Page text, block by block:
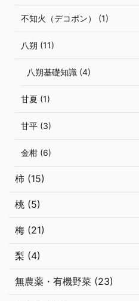
不知火（デコポン） (1)
八朔 (11)
八朔基礎知識 (4)
甘夏 (1)
甘平 (3)
金柑 (6)
柿 (15)
桃 (5)
梅 (21)
梨 (4)
無農薬・有機野菜 (23)